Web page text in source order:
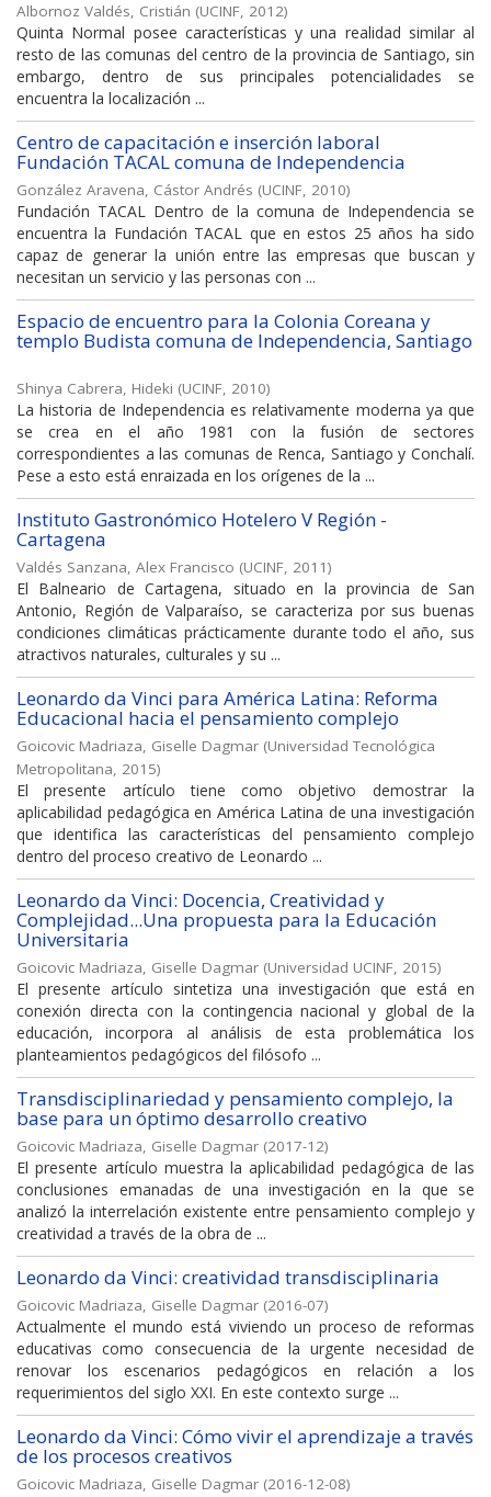
Albornoz Valdés, Cristián (UCINF, 2012)
Quinta Normal posee características y una realidad similar al
resto de las comunas del centro de la provincia de Santiago, sin
embargo, dentro de sus principales potencialidades se
encuentra la localización ...
Centro de capacitación e inserción laboral
Fundación TACAL comuna de Independencia
González Aravena, Cástor Andrés (UCINF, 2010)
Fundación TACAL Dentro de la comuna de Independencia se
encuentra la Fundación TACAL que en estos 25 años ha sido
capaz de generar la unión entre las empresas que buscan y
necesitan un servicio y las personas con ...
Espacio de encuentro para la Colonia Coreana y
templo Budista comuna de Independencia, Santiago
Shinya Cabrera, Hideki (UCINF, 2010)
La historia de Independencia es relativamente moderna ya que
se crea en el año 1981 con la fusión de sectores
correspondientes a las comunas de Renca, Santiago y Conchalí.
Pese a esto está enraizada en los orígenes de la ...
Instituto Gastronómico Hotelero V Región -
Cartagena
Valdés Sanzana, Alex Francisco (UCINF, 2011)
El Balneario de Cartagena, situado en la provincia de San
Antonio, Región de Valparaíso, se caracteriza por sus buenas
condiciones climáticas prácticamente durante todo el año, sus
atractivos naturales, culturales y su ...
Leonardo da Vinci para América Latina: Reforma
Educacional hacia el pensamiento complejo
Goicovic Madriaza, Giselle Dagmar (Universidad Tecnológica
Metropolitana, 2015)
El presente artículo tiene como objetivo demostrar la
aplicabilidad pedagógica en América Latina de una investigación
que identifica las características del pensamiento complejo
dentro del proceso creativo de Leonardo ...
Leonardo da Vinci: Docencia, Creatividad y
Complejidad...Una propuesta para la Educación
Universitaria
Goicovic Madriaza, Giselle Dagmar (Universidad UCINF, 2015)
El presente artículo sintetiza una investigación que está en
conexión directa con la contingencia nacional y global de la
educación, incorpora al análisis de esta problemática los
planteamientos pedagógicos del filósofo ...
Transdisciplinariedad y pensamiento complejo, la
base para un óptimo desarrollo creativo
Goicovic Madriaza, Giselle Dagmar (2017-12)
El presente artículo muestra la aplicabilidad pedagógica de las
conclusiones emanadas de una investigación en la que se
analizó la interrelación existente entre pensamiento complejo y
creatividad a través de la obra de ...
Leonardo da Vinci: creatividad transdisciplinaria
Goicovic Madriaza, Giselle Dagmar (2016-07)
Actualmente el mundo está viviendo un proceso de reformas
educativas como consecuencia de la urgente necesidad de
renovar los escenarios pedagógicos en relación a los
requerimientos del siglo XXI. En este contexto surge ...
Leonardo da Vinci: Cómo vivir el aprendizaje a través
de los procesos creativos
Goicovic Madriaza, Giselle Dagmar (2016-12-08)